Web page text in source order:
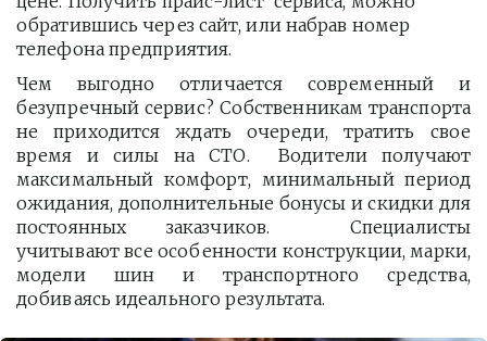
обратившись через сайт, или набрав номер
телефона предприятия.
Чем выгодно отличается современный и
безупречный сервис? Собственникам транспорта
не приходится ждать очереди, тратить свое
время и силы на СТО. Водители получают
максимальный комфорт, минимальный период
ожидания, дополнительные бонусы и скидки для
постоянных заказчиков. Специалисты
учитывают все особенности конструкции, марки,
модели шин и транспортного средства,
добиваясь идеального результата.